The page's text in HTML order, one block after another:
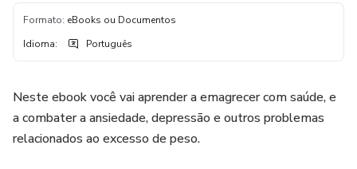
Formato: eBooks ou Documentos
Idioma: Português
Neste ebook você vai aprender a emagrecer com saúde, e
a combater a ansiedade, depressão e outros problemas
relacionados ao excesso de peso.